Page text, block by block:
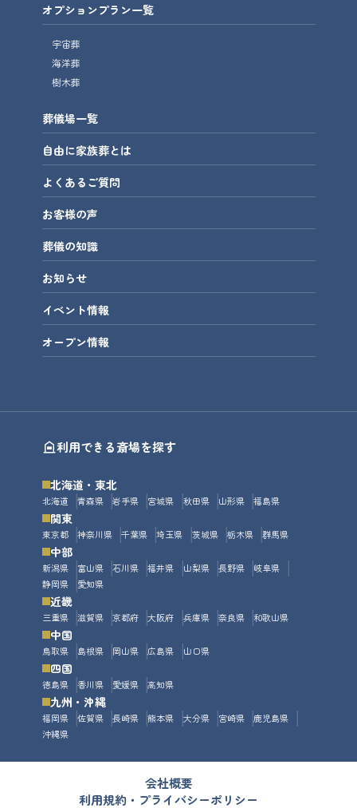
オプションプラン一覧
宇宙葬
海洋葬
樹木葬
葬儀場一覧
自由に家族葬とは
よくあるご質問
お客様の声
葬儀の知識
お知らせ
イベント情報
オープン情報
利用できる斎場を探す
北海道・東北
北海道 青森県 岩手県 宮城県 秋田県 山形県 福島県
関東
東京都 神奈川県 千葉県 埼玉県 茨城県 栃木県 群馬県
中部
新潟県 富山県 石川県 福井県 山梨県 長野県
岐阜県
静岡県
愛知県
近畿
三重県 滋賀県 京都府 大阪府 兵庫県 奈良県 和歌山県
中国
鳥取県 島根県 岡山県 広島県 山口県
四国
徳島県 香川県 愛媛県 高知県
九州・沖縄
福岡県 佐賀県 長崎県 熊本県 大分県 宮崎県
鹿児島県
沖縄県
会社概要
利用規約・プライバシーポリシー